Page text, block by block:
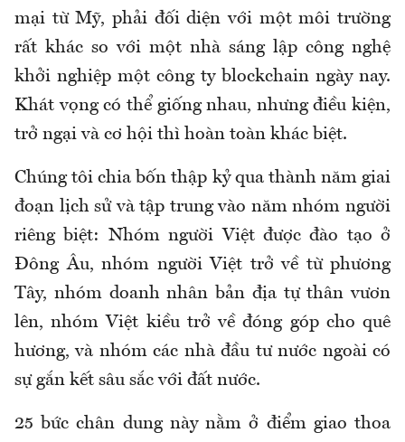
mại từ Mỹ, phải đối diện với một môi trường
rất khác so với một nhà sáng lập công nghệ
khởi nghiệp một công ty blockchain ngày nay.
Khát vọng có thể giống nhau, nhưng điều kiện,
trở ngại và cơ hội thì hoàn toàn khác biệt.
Chúng tôi chia bốn thập kỷ qua thành năm giai
đoạn lịch sử và tập trung vào năm nhóm người
riêng biệt: Nhóm người Việt được đào tạo ở
Đông Âu, nhóm người Việt trở về từ phương
Tây, nhóm doanh nhân bản địa tự thân vươn
lên, nhóm Việt kiều trở về đóng góp cho quê
hương, và nhóm các nhà đầu tư nước ngoài có
sự gắn kết sâu sắc với đất nước.
25 bức chân dung này nằm ở điểm giao thoa